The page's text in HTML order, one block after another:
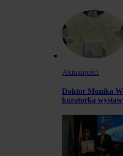
Aktualności
Doktor Monika
kuratorką